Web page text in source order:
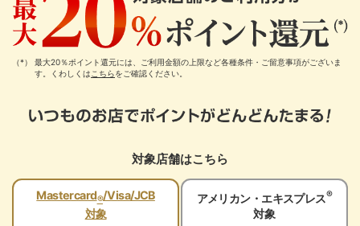
最大20％ポイント還元には、ご利用金額の上限など各種条件・ご留意事項がございま
す。くわしくは こちらをご確認ください。
対象店舗はこちら
Mastercard®/Visa/JCB
対象
アメリカン・エキスプレス®
対象